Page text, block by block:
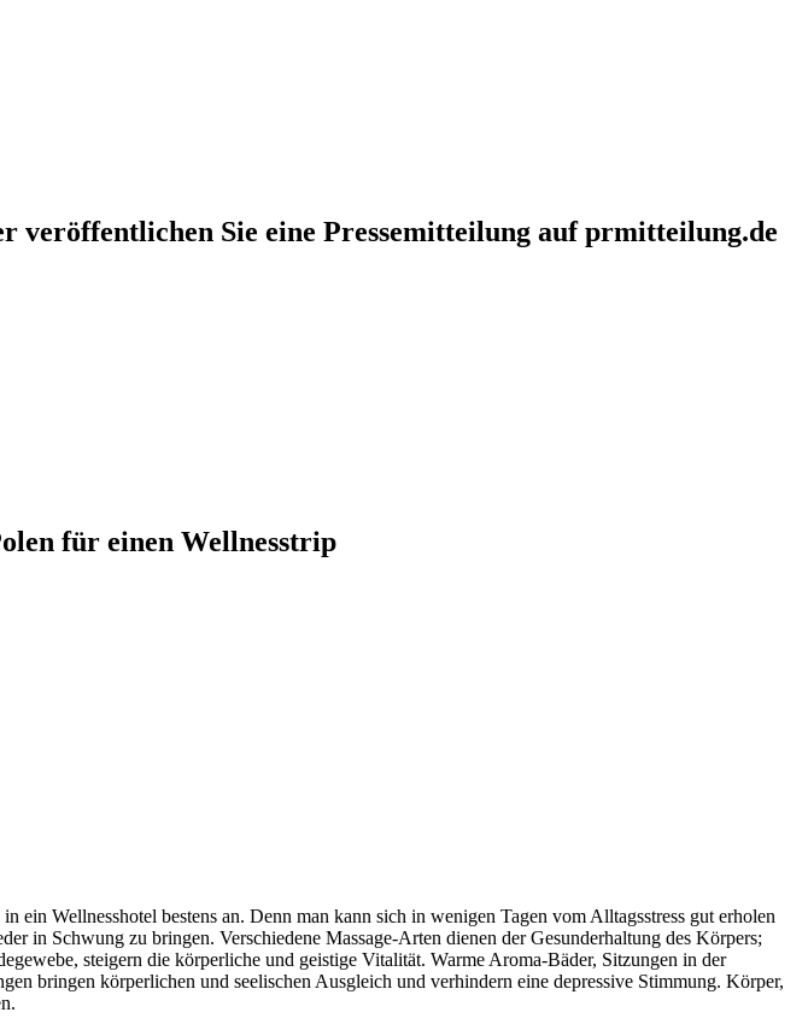
veröffentlichen Sie eine Pressemitteilung auf prmitteilung.de
für einen Wellnesstrip
Wellnesshotel bestens an. Denn man kann sich in wenigen Tagen vom Alltagsstress gut erholen
in Schwung zu bringen. Verschiedene Massage-Arten dienen der Gesunderhaltung des Körpers;
steigern die körperliche und geistige Vitalität. Warme Aroma-Bäder, Sitzungen in der
bringen körperlichen und seelischen Ausgleich und verhindern eine depressive Stimmung. Körper,